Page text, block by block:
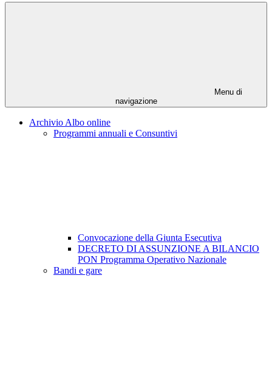
Menu di
navigazione
Archivio Albo online
Programmi annuali e Consuntivi
Convocazione della Giunta Esecutiva
DECRETO DI ASSUNZIONE A BILANCIO
PON Programma Operativo Nazionale
Bandi e gare